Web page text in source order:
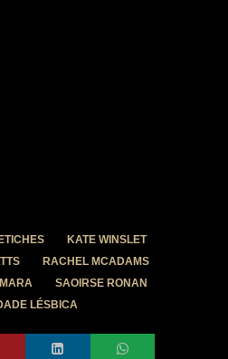
KATE WINSLET
RACHEL MCADAMS
SAOIRSE RONAN
LÉSBICA